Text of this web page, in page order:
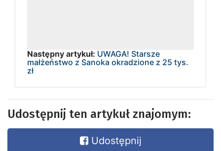
Następny artykuł: UWAGA! Starsze
małżeństwo z Sanoka okradzione z 25 tys.
zł
Udostępnij ten artykuł znajomym:
Udostępnij